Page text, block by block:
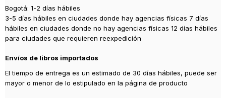
Bogotá: 1-2 días hábiles
3-5 días hábiles en ciudades donde hay agencias físicas 7 días
hábiles en ciudades donde no hay agencias físicas 12 días hábiles
para ciudades que requieren reexpedición
Envíos de libros importados
El tiempo de entrega es un estimado de 30 días hábiles, puede ser
mayor o menor de lo estipulado en la página de producto